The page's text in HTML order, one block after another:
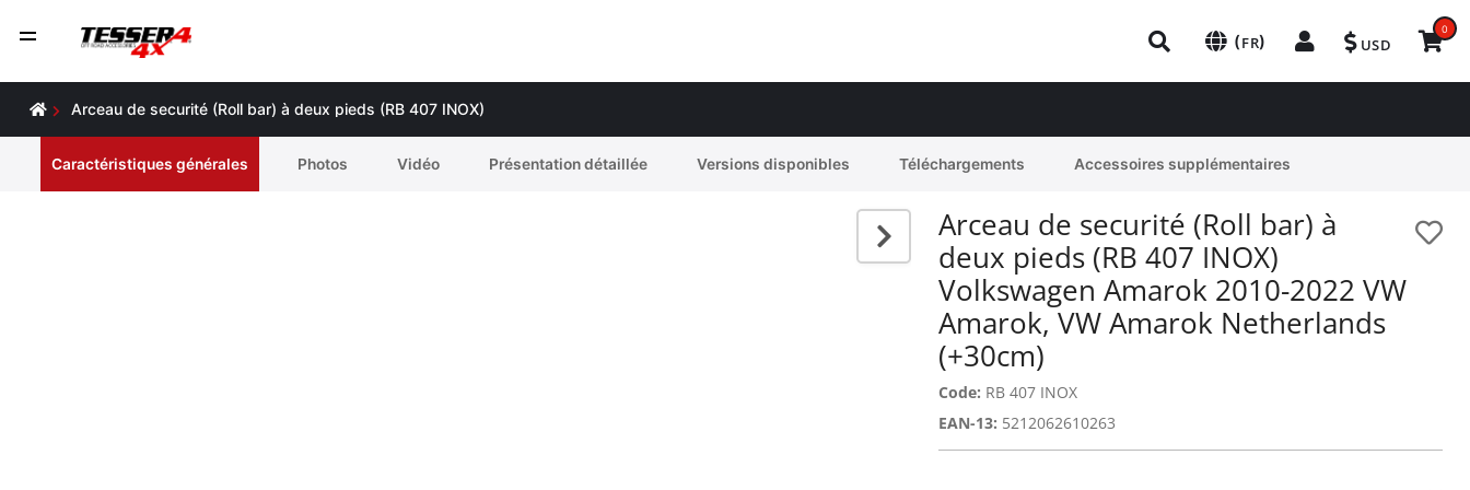
(FR) USD
0
Arceau de securité (Roll bar) à deux pieds (RB 407 INOX)
Caractéristiques générales Photos Vidéo Présentation détaillée Versions disponibles Téléchargements Accessoires supplémentaires
Arceau de securité (Roll bar) à
deux pieds (RB 407 INOX)
Volkswagen Amarok 2010-2022 VW
Amarok, VW Amarok Netherlands
(+30cm)
Code: RB 407 INOX
EAN-13: 5212062610263